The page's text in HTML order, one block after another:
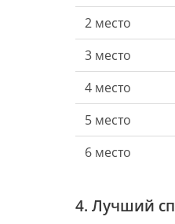
2 место
3 место
4 место
5 место
6 место
4. Лучший